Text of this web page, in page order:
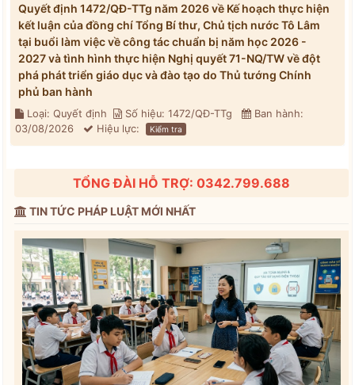
Quyết định 1472/QĐ-TTg năm 2026 về Kế hoạch thực hiện
kết luận của đồng chí Tổng Bí thư, Chủ tịch nước Tô Lâm
tại buổi làm việc về công tác chuẩn bị năm học 2026 -
2027 và tình hình thực hiện Nghị quyết 71-NQ/TW về đột
phá phát triển giáo dục và đào tạo do Thủ tướng Chính
phủ ban hành
Loại: Quyết định Số hiệu: 1472/QĐ-TTg
Ban hành:
03/08/2026
Hiệu lực: Kiểm tra
TỔNG ĐÀI HỖ TRỢ: 0342.799.688
TIN TỨC PHÁP LUẬT MỚI NHẤT